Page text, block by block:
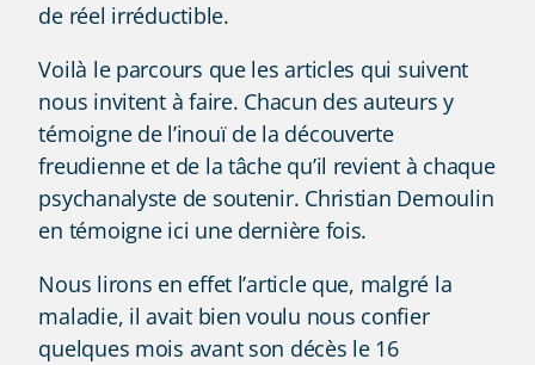
de réel irréductible.
Voilà le parcours que les articles qui suivent
nous invitent à faire. Chacun des auteurs y
témoigne de l’inouï de la découverte
freudienne et de la tâche qu’il revient à chaque
psychanalyste de soutenir. Christian Demoulin
en témoigne ici une dernière fois.
Nous lirons en effet l’article que, malgré la
maladie, il avait bien voulu nous confier
quelques mois avant son décès le 16